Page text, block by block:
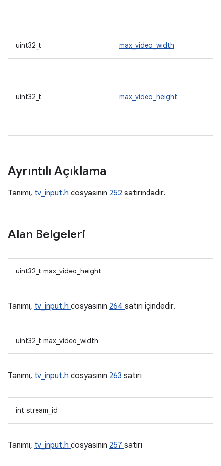
uint32_t max_video_width
uint32_t max_video_height
Ayrıntılı Açıklama
Tanımı, tv_input.h dosyasının 252 satırındadır.
Alan Belgeleri
uint32_t max_video_height
Tanımı, tv_input.h dosyasının 264 satırı içindedir.
uint32_t max_video_width
Tanımı, tv_input.h dosyasının 263 satırı
int stream_id
Tanımı, tv_input.h dosyasının 257 satırı